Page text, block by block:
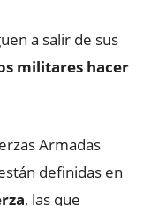
a salir de sus
militares hacer
Armadas
definidas en
, las que